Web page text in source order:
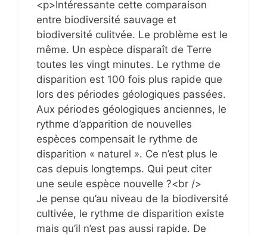
<p>Intéressante cette comparaison
entre biodiversité sauvage et
biodiversité culitvée. Le problème est le
même. Un espèce disparaît de Terre
toutes les vingt minutes. Le rythme de
disparition est 100 fois plus rapide que
lors des périodes géologiques passées.
Aux périodes géologiques anciennes, le
rythme d’apparition de nouvelles
espèces compensait le rythme de
disparition « naturel ». Ce n’est plus le
cas depuis longtemps. Qui peut citer
une seule espèce nouvelle ?<br />
Je pense qu’au niveau de la biodiversité
cultivée, le rythme de disparition existe
mais qu’il n’est pas aussi rapide. De